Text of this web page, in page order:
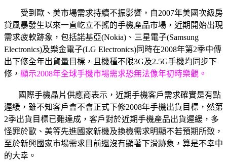
受到歐、美市場需求持續不振影響，自2007年美國次級房
貸風暴發生以來一直屹立不搖的手機產品市場，近期開始出現
需求疲軟跡象，包括諾基亞(Nokia)、三星電子(Samsung
Electronics)及樂金電子(LG Electronics)同時在2008年第2季中傳
出下修全年出貨量目標，且機種不限3G及2.5G手機均同步下
修， 顯示2008年全球手機市場需求恐無法像年初時樂觀。
國際手機晶片供應商表示，近期手機客戶需求確實是有點
遲緩，雖不知客戶會不會正式下修2008年手機出貨目標，然第
2季出貨目標已難達成，客戶對於近期手機產品出貨遲緩，多
怪罪於歐、美等先進國家新機及換機需求明顯不若預期所致，
至於新興國家市場需求目前還沒有顯著下滑跡象，算是不幸中
的大幸。